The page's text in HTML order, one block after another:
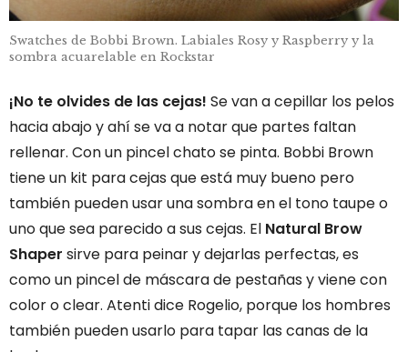
Swatches de Bobbi Brown. Labiales Rosy y Raspberry y la
sombra acuarelable en Rockstar
¡No te olvides de las cejas! Se van a cepillar los pelos
hacia abajo y ahí se va a notar que partes faltan
rellenar. Con un pincel chato se pinta. Bobbi Brown
tiene un kit para cejas que está muy bueno pero
también pueden usar una sombra en el tono taupe o
uno que sea parecido a sus cejas. El Natural Brow
Shaper sirve para peinar y dejarlas perfectas, es
como un pincel de máscara de pestañas y viene con
color o clear. Atenti dice Rogelio, porque los hombres
también pueden usarlo para tapar las canas de la